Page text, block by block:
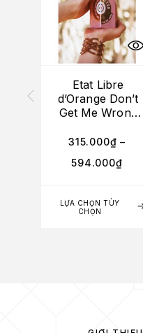
LỰA CHỌN TÙY
CHỌN
Etat Libre
d’Orange Don’t
Get Me Wrong
EDP
315.000₫ –
594.000₫